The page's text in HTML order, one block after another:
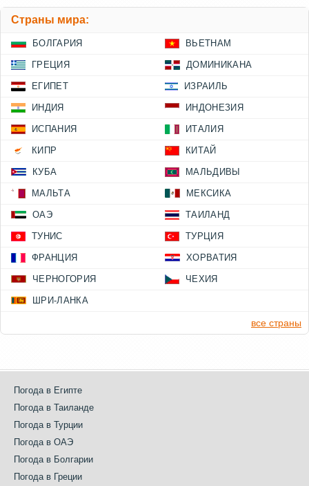
Страны мира:
БОЛГАРИЯ ВЬЕТНАМ
ГРЕЦИЯ ДОМИНИКАНА
ЕГИПЕТ ИЗРАИЛЬ
ИНДИЯ ИНДОНЕЗИЯ
ИСПАНИЯ ИТАЛИЯ
КИПР КИТАЙ
КУБА МАЛЬДИВЫ
МАЛЬТА МЕКСИКА
ОАЭ ТАИЛАНД
ТУНИС ТУРЦИЯ
ФРАНЦИЯ ХОРВАТИЯ
ЧЕРНОГОРИЯ ЧЕХИЯ
ШРИ-ЛАНКА
все страны
Погода в Египте
Погода в Таиланде
Погода в Турции
Погода в ОАЭ
Погода в Болгарии
Погода в Греции